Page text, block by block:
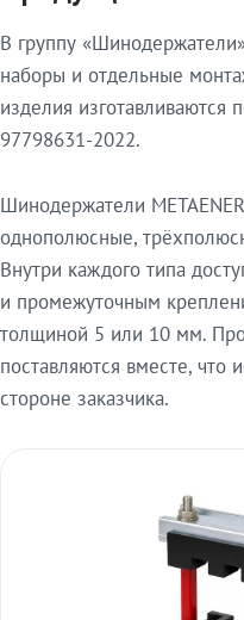
В группу
наборы и отдельные
изделия изготавливаются
97798631-2022.
Шинодержатели
однополюсные,
Внутри каждого типа
и промежуточным
толщиной 5 или 10 мм.
поставляются вместе, что
стороне заказчика.